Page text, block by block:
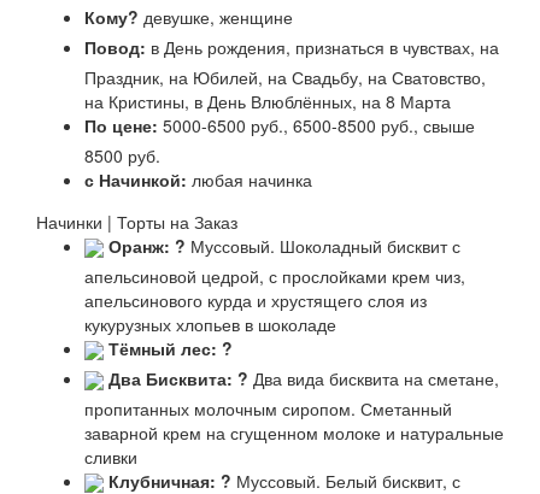
Кому? девушке, женщине
Повод: в День рождения, признаться в чувствах, на
Праздник, на Юбилей, на Свадьбу, на Сватовство,
на Кристины, в День Влюблённых, на 8 Марта
По цене: 5000-6500 руб., 6500-8500 руб., свыше
8500 руб.
с Начинкой: любая начинка
Начинки | Торты на Заказ
Оранж: ? Муссовый. Шоколадный бисквит с
апельсиновой цедрой, с прослойками крем чиз,
апельсинового курда и хрустящего слоя из
кукурузных хлопьев в шоколаде
Тёмный лес: ?
Два Бисквита: ? Два вида бисквита на сметане,
пропитанных молочным сиропом. Сметанный
заварной крем на сгущенном молоке и натуральные
сливки
Клубничная: ? Муссовый. Белый бисквит, с